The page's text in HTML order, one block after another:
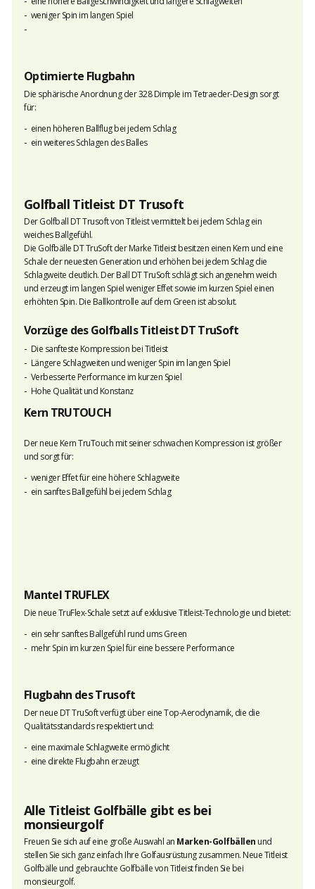
weniger Spin im langen Spiel
Optimierte Flugbahn
Die sphärische Anordnung der 328 Dimple im Tetraeder-Design sorgt
für:
einen höheren Ballflug bei jedem Schlag
ein weiteres Schlagen des Balles
Golfball Titleist DT Trusoft
Der Golfball DT Trusoft von Titleist vermittelt bei jedem Schlag ein
weiches Ballgefühl.
Die Golfbälle DT TruSoft der Marke Titleist besitzen einen Kern und eine
Schale der neuesten Generation und erhöhen bei jedem Schlag die
Schlagweite deutlich. Der Ball DT TruSoft schlägt sich angenehm weich
und erzeugt im langen Spiel weniger Effet sowie im kurzen Spiel einen
erhöhten Spin. Die Ballkontrolle auf dem Green ist absolut.
Vorzüge des Golfballs Titleist DT TruSoft
Die sanfteste Kompression bei Titleist
Längere Schlagweiten und weniger Spin im langen Spiel
Verbesserte Performance im kurzen Spiel
Hohe Qualität und Konstanz
Kern TRUTOUCH
Der neue Kern TruTouch mit seiner schwachen Kompression ist größer
und sorgt für:
weniger Effet für eine höhere Schlagweite
ein sanftes Ballgefühl bei jedem Schlag
Mantel TRUFLEX
Die neue TruFlex-Schale setzt auf exklusive Titleist-Technologie und bietet:
ein sehr sanftes Ballgefühl rund ums Green
mehr Spin im kurzen Spiel für eine bessere Performance
Flugbahn des Trusoft
Der neue DT TruSoft verfügt über eine Top-Aerodynamik, die die
Qualitätsstandards respektiert und:
eine maximale Schlagweite ermöglicht
eine direkte Flugbahn erzeugt
Alle Titleist Golfbälle gibt es bei
monsieurgolf
Freuen Sie sich auf eine große Auswahl an Marken-Golfbällen und
stellen Sie sich ganz einfach Ihre Golfausrüstung zusammen. Neue Titleist
Golfbälle und gebrauchte Golfbälle von Titleist finden Sie bei
monsieurgolf.